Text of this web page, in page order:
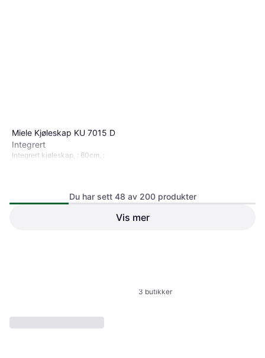
Miele Kjøleskap KU 7015 D
Integrert
Integrert kjøleskap, : 60cm, :
3 butikker
Du har sett 48 av 200 produkter
Vis mer